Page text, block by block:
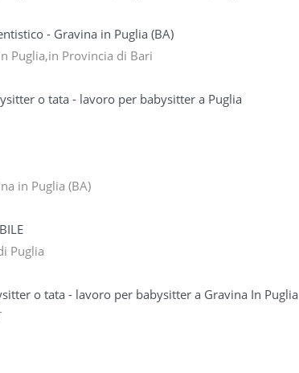
- Gravina in Puglia (BA)
Puglia,in Provincia di Bari
o tata - lavoro per babysitter a Puglia
in Puglia (BA)
Puglia
o tata - lavoro per babysitter a Gravina In Puglia